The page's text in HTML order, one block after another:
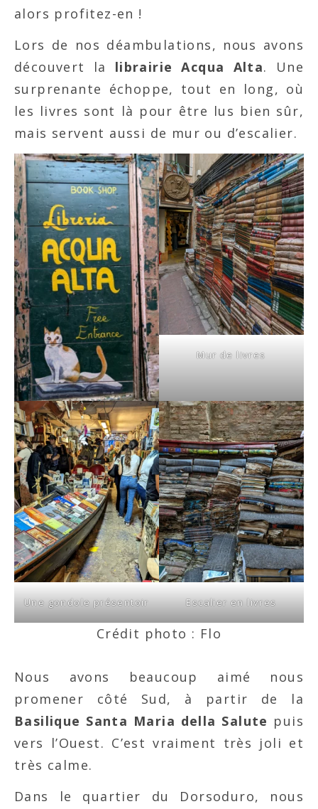
alors profitez-en !
Lors de nos déambulations, nous avons
découvert la librairie Acqua Alta. Une
surprenante échoppe, tout en long, où
les livres sont là pour être lus bien sûr,
mais servent aussi de mur ou d’escalier.
Mur de livres
Une gondole présentoir Escalier en livres
Crédit photo : Flo
Nous avons beaucoup aimé nous
promener côté Sud, à partir de la
Basilique Santa Maria della Salute puis
vers l’Ouest. C’est vraiment très joli et
très calme. ​
Dans le quartier du Dorsoduro, nous